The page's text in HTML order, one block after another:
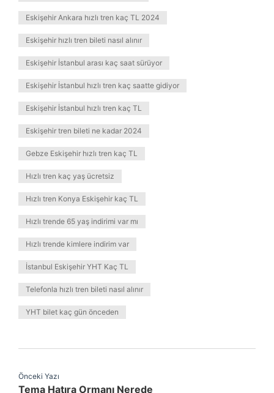
Eskişehir Ankara hızlı tren kaç TL 2024
Eskişehir hızlı tren bileti nasıl alınır
Eskişehir İstanbul arası kaç saat sürüyor
Eskişehir İstanbul hızlı tren kaç saatte gidiyor
Eskişehir İstanbul hızlı tren kaç TL
Eskişehir tren bileti ne kadar 2024
Gebze Eskişehir hızlı tren kaç TL
Hızlı tren kaç yaş ücretsiz
Hızlı tren Konya Eskişehir kaç TL
Hızlı trende 65 yaş indirimi var mı
Hızlı trende kimlere indirim var
İstanbul Eskişehir YHT Kaç TL
Telefonla hızlı tren bileti nasıl alınır
YHT bilet kaç gün önceden
Önceki Yazı
Tema Hatıra Ormanı Nerede